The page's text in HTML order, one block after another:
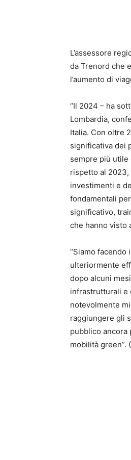
L’assessore
da Trenord che
l’aumento di
“Il 2024 – ha
Lombardia,
Italia. Con oltre
significativa dei
sempre più utile
rispetto al 2023,
investimenti e
fondamentali
significativo,
che hanno visto
“Siamo facendo
ulteriormente
dopo alcuni
infrastrutturali e
notevolmente
raggiungere gli
pubblico ancora
mobilità green”.